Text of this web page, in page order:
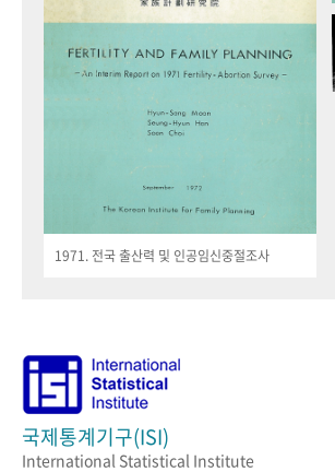
1971. 전국 출산력 및 인공임신중절조사
국제통계기구(ISI)
International Statistical Institute